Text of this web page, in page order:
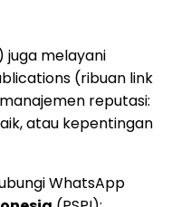
juga melayani
(ribuan link
reputasi:
atau kepentingan
WhatsApp